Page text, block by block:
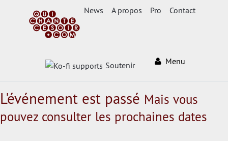
News A propos Pro Contact
Soutenir Menu
L'événement est passé Mais vous
pouvez consulter les prochaines dates